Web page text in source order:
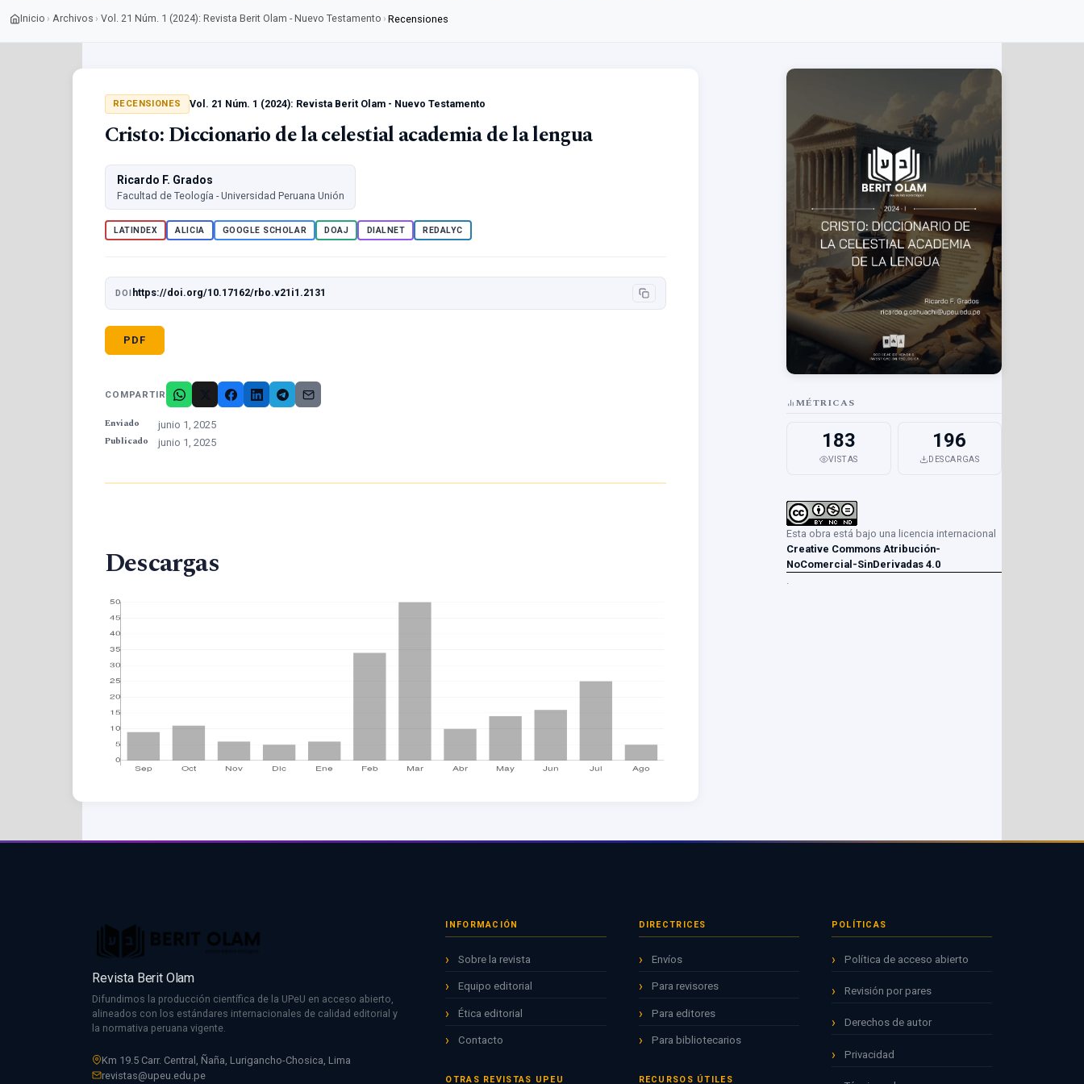
Inicio › Archivos › Vol. 21 Núm. 1 (2024): Revista Berit Olam - Nuevo Testamento › Recensiones
RECENSIONES Vol. 21 Núm. 1 (2024): Revista Berit Olam - Nuevo Testamento
Cristo: Diccionario de la celestial academia de la lengua
Ricardo F. Grados
Facultad de Teología - Universidad Peruana Unión
LATINDEX ALICIA GOOGLE SCHOLAR DOAJ DIALNET REDALYC
DOI https://doi.org/10.17162/rbo.v21i1.2131
PDF
COMPARTIR
Enviado junio 1, 2025
Publicado junio 1, 2025
Descargas
MÉTRICAS
183
VISTAS
196
DESCARGAS
Esta obra está bajo una licencia internacional
Creative Commons Atribución-
NoComercial-SinDerivadas 4.0
Revista Berit Olam
Difundimos la producción científica de la UPeU en acceso abierto,
alineados con los estándares internacionales de calidad editorial y
la normativa peruana vigente.
Km 19.5 Carr. Central, Ñaña, Lurigancho-Chosica, Lima
revistas@upeu.edu.pe
INFORMACIÓN
Sobre la revista
Equipo editorial
Ética editorial
Contacto
OTRAS REVISTAS UPEU
DIRECTRICES
Envíos
Para revisores
Para editores
Para bibliotecarios
RECURSOS ÚTILES
POLÍTICAS
Política de acceso abierto
Revisión por pares
Derechos de autor
Privacidad